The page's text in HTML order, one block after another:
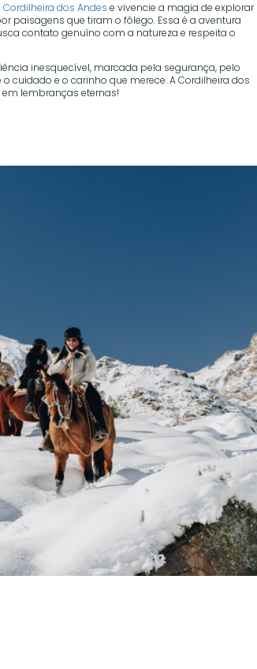
dos Andes e vivencie a magia de explorar
paisagens que tiram o fôlego. Essa é a aventura
contato genuíno com a natureza e respeita o
inesquecível, marcada pela segurança, pelo
cuidado e o carinho que merece. A Cordilheira dos
lembranças eternas!